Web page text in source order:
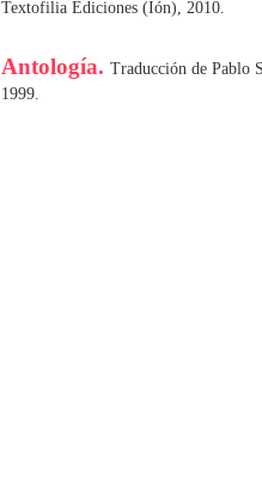
Textofilia Ediciones (Ión), 2010.
Antología. Traducción de Pablo
1999.